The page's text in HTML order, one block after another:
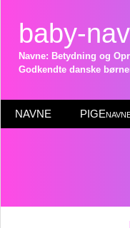
baby-
Navne: Betydning og
Godkendte danske
NAVNE